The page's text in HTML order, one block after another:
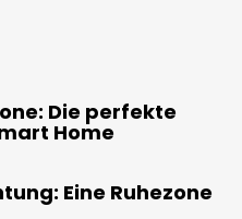
Die perfekte
Home
Eine Ruhezone